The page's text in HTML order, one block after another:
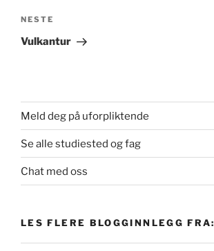
Neste
innlegg
NESTE
Vulkantur
Meld deg på uforpliktende
Se alle studiested og fag
Chat med oss
LES FLERE BLOGGINNLEGG FRA: